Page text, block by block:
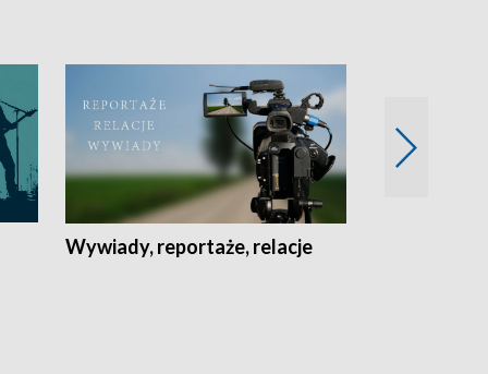
Wywiady, reportaże, relacje